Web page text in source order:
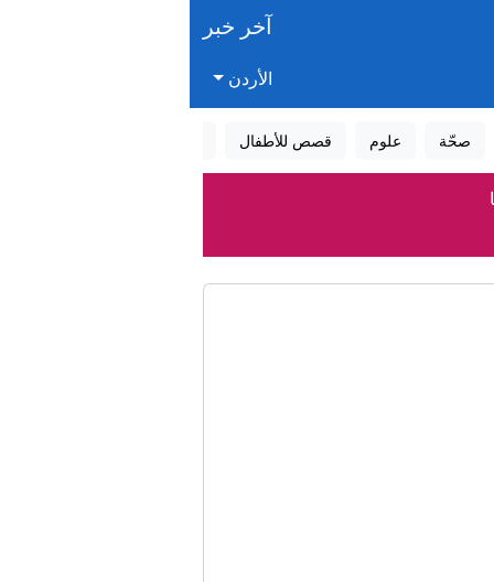
آخر خبر
الأردن
صحّة علوم قصص للأطفال
العامة